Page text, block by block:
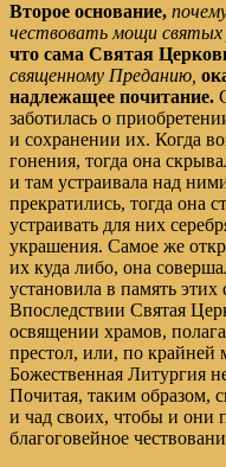
Второе основание,
чествовать мощи святых
что сама Святая
священному Преданию,
надлежащее почитание.
заботилась о
и сохранении их. Когда
гонения, тогда она
и там устраивала над
прекратились, тогда она
устраивать для них
украшения. Самое же
их куда либо, она
установила в память
Впоследствии Святая
освящении храмов,
престол, или, по крайней
Божественная Литургия
Почитая, таким образом,
и чад своих, чтобы и они
благоговейное